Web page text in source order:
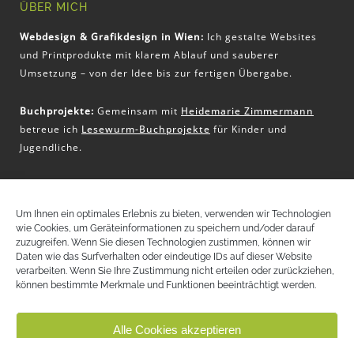
Um Ihnen ein optimales Erlebnis zu bieten, verwenden wir Technologien
wie Cookies, um Geräteinformationen zu speichern und/oder darauf
zuzugreifen. Wenn Sie diesen Technologien zustimmen, können wir
Daten wie das Surfverhalten oder eindeutige IDs auf dieser Website
verarbeiten. Wenn Sie Ihre Zustimmung nicht erteilen oder zurückziehen,
können bestimmte Merkmale und Funktionen beeinträchtigt werden.
Alle Cookies akzeptieren
ÜBER MICH
Webdesign & Grafikdesign in Wien: Ich gestalte Websites
und Printprodukte mit klarem Ablauf und sauberer
Umsetzung – von der Idee bis zur fertigen Übergabe.
Buchprojekte: Gemeinsam mit Heidemarie Zimmermann
betreue ich Lesewurm-Buchprojekte für Kinder und
Jugendliche.
Christina Pritz
+43 (0) 650 51 32 797
christina@pritz-design.at